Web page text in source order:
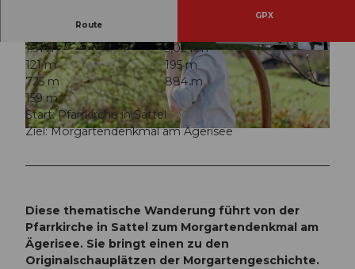
© Dario Schuler, Wiege der Schweiz | CC-BY
© Schwyz Tourismus, Picasa © Schwyz Tourismus
Route
GPX
1:31 h
5,02 km
121 m
195 m
725 m
884 m
159 m
Start: Pfarrkirche in Sattel
Ziel: Morgartendenkmal am Ägerisee
Diese thematische Wanderung führt von der
Pfarrkirche in Sattel zum Morgartendenkmal am
Ägerisee. Sie bringt einen zu den
Originalschauplätzen der Morgartengeschichte.